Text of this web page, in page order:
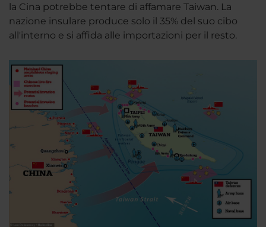
la Cina potrebbe tentare di affamare Taiwan. La
nazione insulare produce solo il 35% del suo cibo
all'interno e si affida alle importazioni per il resto.